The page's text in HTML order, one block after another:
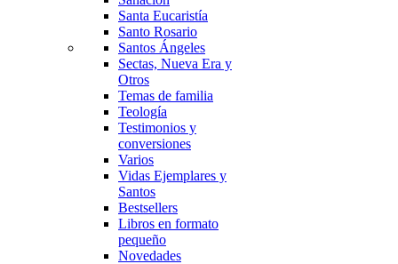
Santa Eucaristía
Santo Rosario
Santos Ángeles
Sectas, Nueva Era y
Otros
Temas de familia
Teología
Testimonios y
conversiones
Varios
Vidas Ejemplares y
Santos
Bestsellers
Libros en formato
pequeño
Novedades